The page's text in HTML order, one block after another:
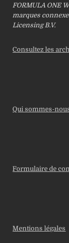
FORMULA ONE
marques
Licensing B.V.
Consultez les
Qui sommes-
Formulaire de
Mentions légales